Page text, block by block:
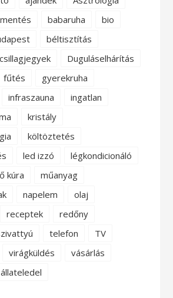
babaruha
bio
béltisztítás
csillagjegyek
Duguláselhárítás
fűtés
gyerekruha
infraszauna
ingatlan
kristály
költöztetés
led izzó
légkondicionáló
kúra
műanyag
napelem
olaj
receptek
redőny
telefon
TV
virágküldés
vásárlás
állateledel